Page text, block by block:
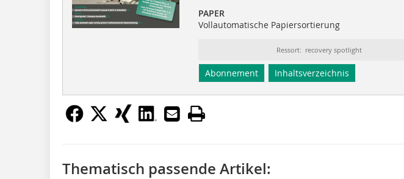
PAPER
Vollautomatische Papiersortierung
Ressort: recovery spotlight
Abonnement Inhaltsverzeichnis
Thematisch passende Artikel: